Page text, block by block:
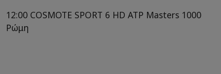
12:00 COSMOTE SPORT 6 HD ATP Masters 1000
Ρώμη